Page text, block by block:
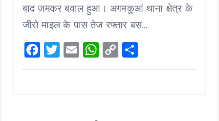
o
o
k
A
p
p
Li
n
k
बाद जमकर बवाल हुआ। अगमकुआं थाना क्षेत्र के
जीरो माइल के पास तेज रफ्तार बस…
F
a
T
wi
E
m
W
h
C
o
h